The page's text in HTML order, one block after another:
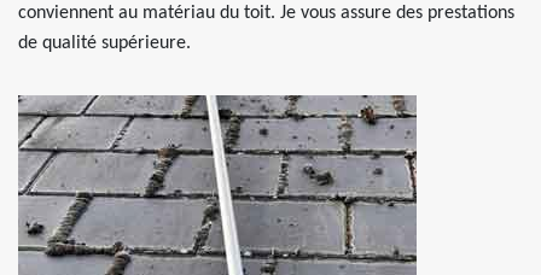
conviennent au matériau du toit. Je vous assure des prestations
de qualité supérieure.